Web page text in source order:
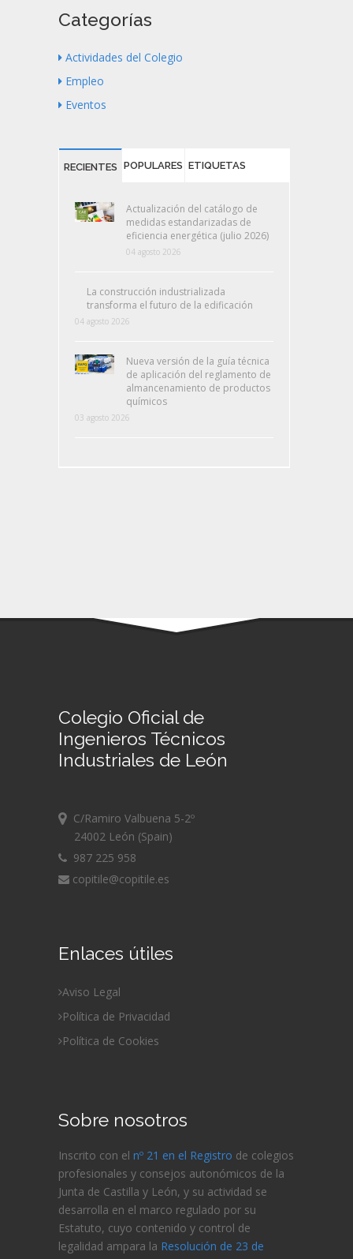
Categorías
Actividades del Colegio
Empleo
Eventos
RECIENTES POPULARES ETIQUETAS
Actualización del catálogo de
medidas estandarizadas de
eficiencia energética (julio 2026)
04 agosto 2026
La construcción industrializada
transforma el futuro de la edificación
04 agosto 2026
Nueva versión de la guía técnica
de aplicación del reglamento de
almancenamiento de productos
químicos
03 agosto 2026
Colegio Oficial de
Ingenieros Técnicos
Industriales de León
C/Ramiro Valbuena 5-2º
24002 León (Spain)
987 225 958
copitile@copitile.es
Enlaces útiles
Aviso Legal
Política de Privacidad
Política de Cookies
Sobre nosotros
Inscrito con el nº 21 en el Registro de colegios
profesionales y consejos autonómicos de la
Junta de Castilla y León, y su actividad se
desarrolla en el marco regulado por su
Estatuto, cuyo contenido y control de
legalidad ampara la Resolución de 23 de